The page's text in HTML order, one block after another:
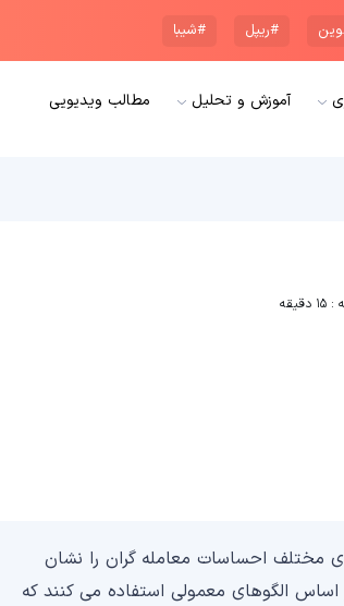
#ریپل #شیبا
آموزش و تحلیل
مطالب ویدیویی
:۱۵ دقیقه
مختلف احساسات معامله گران را نشان
الگوهای معمولی استفاده می کنند که